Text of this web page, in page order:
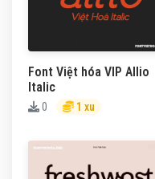
Font Việt hóa VIP Allio
Italic
0 1 xu